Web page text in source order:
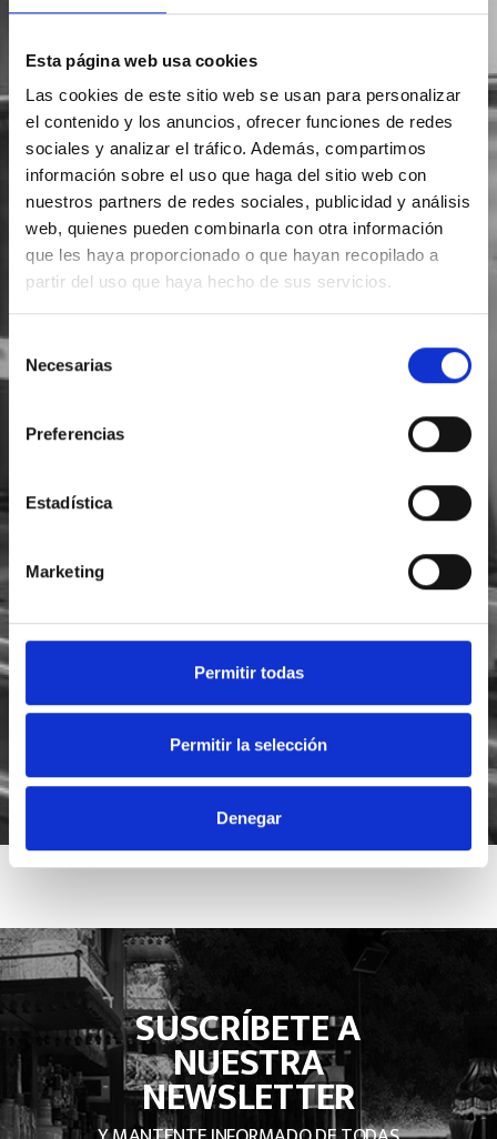
Esta página web usa cookies
Las cookies de este sitio web se usan para personalizar
el contenido y los anuncios, ofrecer funciones de redes
sociales y analizar el tráfico. Además, compartimos
información sobre el uso que haga del sitio web con
nuestros partners de redes sociales, publicidad y análisis
web, quienes pueden combinarla con otra información
que les haya proporcionado o que hayan recopilado a
partir del uso que haya hecho de sus servicios.
Selección
Necesarias
Preferencias
Estadística
Marketing
Permitir todas
Permitir la selección
Denegar
He leído y acepto la
Acepto recibir novedades deFoodsat
SUSCRÍBETE A
NUESTRA
NEWSLETTER